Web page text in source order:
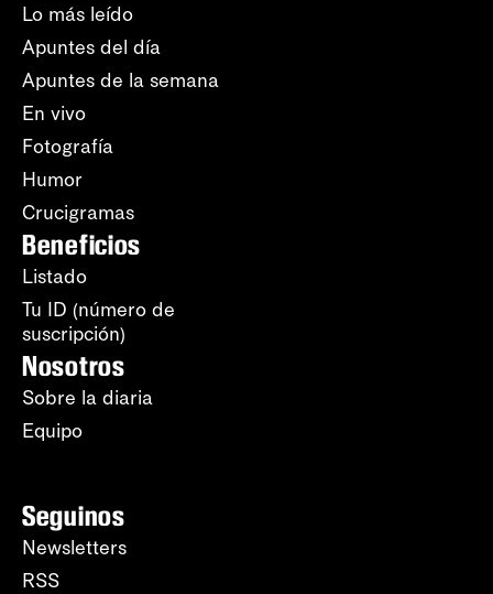
Lo más leído
Apuntes del día
Apuntes de la semana
En vivo
Fotografía
Humor
Crucigramas
Beneficios
Listado
Tu ID (número de
suscripción)
Nosotros
Sobre la diaria
Equipo
Seguinos
Newsletters
RSS